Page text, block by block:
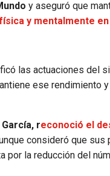
y aseguró que
y mentalmente
las actuaciones del
ese rendimiento
reconoció el
consideró que
por la reducción del